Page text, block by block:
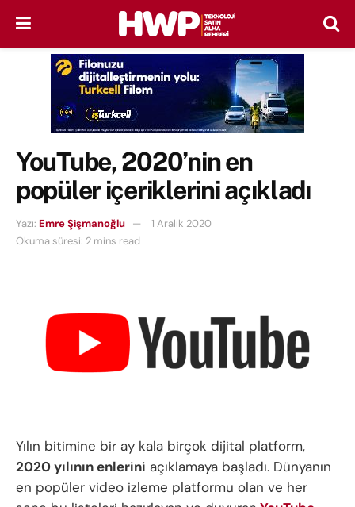
YouTube, 2020’nin en
popüler içeriklerini açıkladı
Yazı: Emre Şişmanoğlu
1 Aralık 2020
Okuma süresi: 2 mins read
Yılın bitimine bir ay kala birçok dijital platform,
2020 yılının enlerini açıklamaya başladı. Dünyanın
en popüler video izleme platformu olan ve her